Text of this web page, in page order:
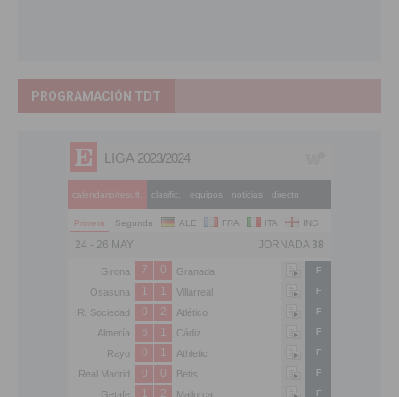
PROGRAMACIÓN TDT